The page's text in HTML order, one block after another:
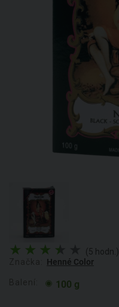
(5 hodn.)
Henné Color
100 g